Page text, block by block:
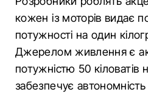
кожен із моторів видає по
потужності на один
Джерелом живлення є
потужністю 50 кіловатів
забезпечує